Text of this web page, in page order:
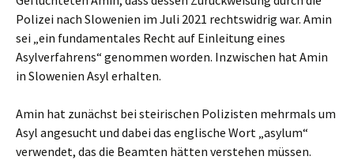
Polizei nach Slowenien im Juli 2021 rechtswidrig war. Amin
sei „ein fundamentales Recht auf Einleitung eines
Asylverfahrens“ genommen worden. Inzwischen hat Amin
in Slowenien Asyl erhalten.
Amin hat zunächst bei steirischen Polizisten mehrmals um
Asyl angesucht und dabei das englische Wort „asylum“
verwendet, das die Beamten hätten verstehen müssen.